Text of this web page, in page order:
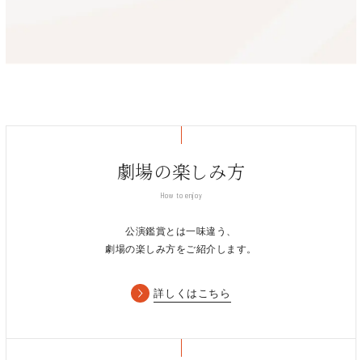
劇場の楽しみ方
How to enjoy
公演鑑賞とは一味違う、
劇場の楽しみ方をご紹介します。
詳しくはこちら